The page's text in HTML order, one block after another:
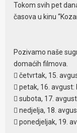
Tokom svih pet
časova u kinu
Pozivamo naše
domaćih filmova.
 četvrtak, 15.
 petak, 16. avgust:
 subota, 17.
 nedjelja, 18.
 ponedjeljak, 19.